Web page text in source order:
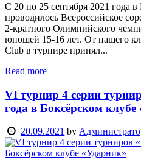
С 20 по 25 сентября 2021
проводилось Всероссийское
2-кратного Олимпийского
юношей 15-16 лет. От нашего
Club в турнире принял...
Read more
VI турнир 4 серии
года в Боксёрском
20.09.2021 by